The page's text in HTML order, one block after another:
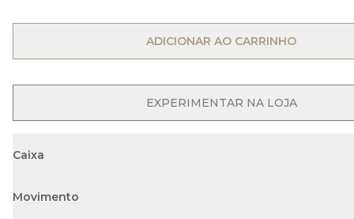
OPEN MENU
ADICIONAR AO CARRINHO
OPEN MENU
EXPERIMENTAR NA LOJA
Caixa
Movimento